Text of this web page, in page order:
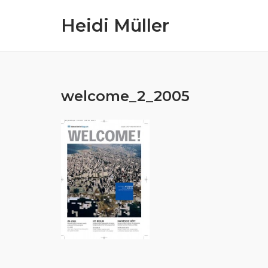
Heidi Müller
welcome_2_2005